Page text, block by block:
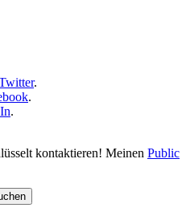
.
.
.
kontaktieren! Meinen Public